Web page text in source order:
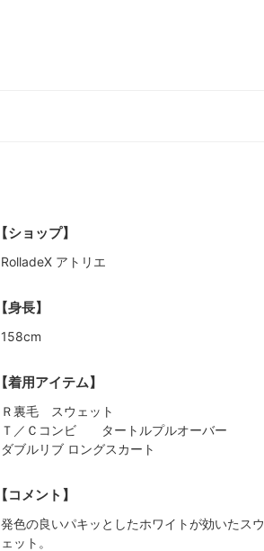
【ショップ】
RolladeX アトリエ
【身長】
158cm
【着用アイテム】
Ｒ裏毛 スウェット
Ｔ／Ｃコンビ タートルプルオーバー
ダブルリブ ロングスカート
【コメント】
発色の良いパキッとしたホワイトが効いたスウ
ェット。